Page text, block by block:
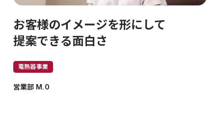
お客様のイメージを形にして
提案できる面白さ
電熱器事業
営業部 M.O